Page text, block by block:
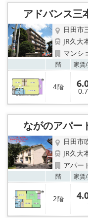
アドバンス三
日田市
JR久大
マンシ
階 家賃/
4階 0.7
ながのアパー
日田市
JR久大
アパー
階 家賃/
2階